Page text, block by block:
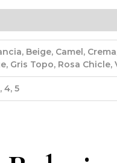
Beige, Camel,
Gris Topo, Rosa
4, 5